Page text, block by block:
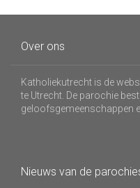
Over ons
Katholiekutrecht is de
te Utrecht. De parochie
geloofsgemeenschappen
Nieuws van de